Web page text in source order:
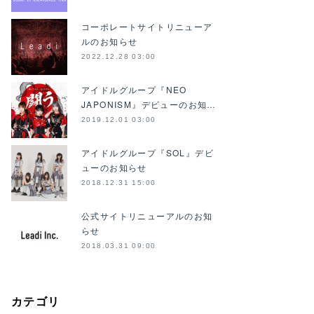
コーポレートサイトリニューア
ルのお知らせ
2022.12.28 03:00
アイドルグループ『NEO
JAPONISM』デビューのお知…
2019.12.01 03:00
アイドルグループ『SOL』デビ
ューのお知らせ
2018.12.31 15:00
公式サイトリニューアルのお知
らせ
2018.03.31 09:00
カテゴリ